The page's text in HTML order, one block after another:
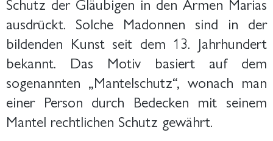
ausdrückt. Solche Madonnen sind in der
bildenden Kunst seit dem 13. Jahrhundert
bekannt. Das Motiv basiert auf dem
sogenannten „Mantelschutz“, wonach man
einer Person durch Bedecken mit seinem
Mantel rechtlichen Schutz gewährt.